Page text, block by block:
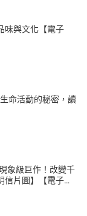
味與文化【電子
命活動的秘密，讀
象級巨作！改變千
信片圖】【電子